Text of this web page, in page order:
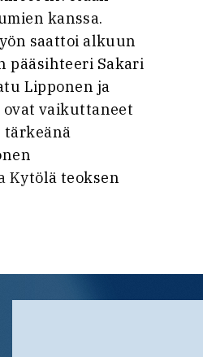
kanssa.
saattoi alkuun
pääsihteeri Sakari
Lipponen ja
vaikuttaneet
tärkeänä
Kytölä teoksen